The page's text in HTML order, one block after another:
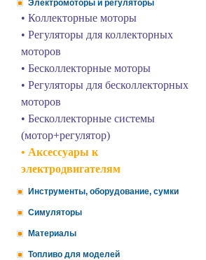
Электромоторы и регуляторы
• Коллекторные моторы
• Регуляторы для коллекторных
моторов
• Бесколлекторные моторы
• Регуляторы для бесколлекторных
моторов
• Бесколлекторные системы
(мотор+регулятор)
• Аксессуары к
электродвигателям
Инструменты, оборудование, сумки
Симуляторы
Материалы
Топливо для моделей